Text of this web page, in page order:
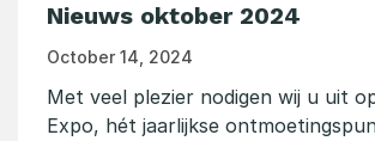
Nieuws oktober 2024
October 14, 2024
Met veel plezier nodigen wij u uit
Expo, hét jaarlijkse